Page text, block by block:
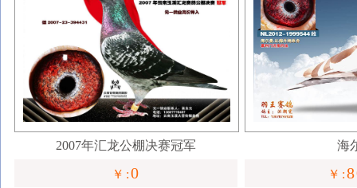
2007年汇龙公棚决赛冠军
￥:0
海
￥: